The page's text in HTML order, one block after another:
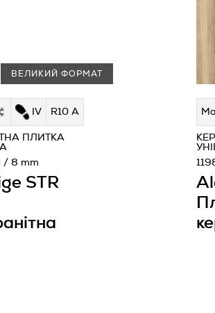
ВЕЛИКИЙ ФОРМАТ
IV R10 A
STR
ПЛИТКА
/ 8 mm